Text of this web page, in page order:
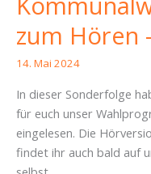
zum Hören
14. Mai 2024
In dieser Sonderfolge
für euch unser
eingelesen. Die
findet ihr auch bald auf